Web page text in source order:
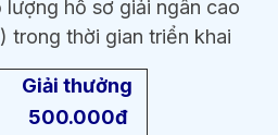
lượng hồ sơ giải ngân cao
trong thời gian triển khai
Giải thưởng
500.000đ